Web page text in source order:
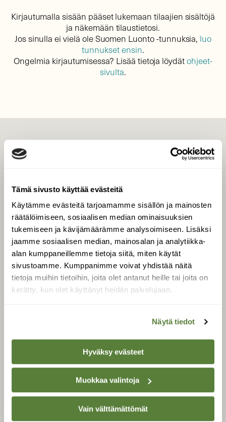
Tämä sivusto käyttää evästeitä
Käytämme evästeitä tarjoamamme sisällön ja mainosten
räätälöimiseen, sosiaalisen median ominaisuuksien
tukemiseen ja kävijämäärämme analysoimiseen. Lisäksi
jaamme sosiaalisen median, mainosalan ja analytiikka-
alan kumppaneillemme tietoja siitä, miten käytät
sivustoamme. Kumppanimme voivat yhdistää näitä
tietoja muihin tietoihin, joita olet antanut heille tai joita on
kerätty, kun olet käyttänyt heidän palvelujaan.
Näytä tiedot
Hyväksy evästeet
Muokkaa valintoja
Vain välttämättömät
Kirjautumalla sisään pääset lukemaan tilaajien sisältöjä
ja näkemään tilaustietosi.
Jos sinulla ei vielä ole Suomen Luonto -tunnuksia, luo
tunnukset ensin.
Ongelmia kirjautumisessa? Lisää tietoja löydätohjeet-
sivulta.
Tilaa digilukuoikeus
Äänestä parasta juttua
Tilaa uutiskirje
SUOMEN LUONNON­
SUOJELU­LIITTO
Suomen Luonto -lehden
luonnonsuojelu­liitto.